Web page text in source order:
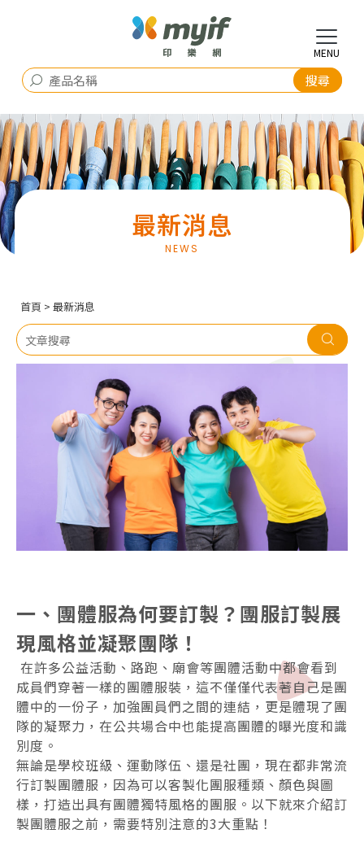
最新消息
首頁 > 最新消息
一、團體服為何要訂製？團服訂製展
現風格並凝聚團隊！
在許多公益活動、路跑、廟會等團體活動中都會看到
成員們穿著一樣的團體服裝，這不僅僅代表著自己是團
體中的一份子，加強團員們之間的連結，更是體現了團
隊的凝聚力，在公共場合中也能提高團體的曝光度和識
別度。
無論是學校班級、運動隊伍、還是社團，現在都非常流
行訂製團體服，因為可以客製化團服種類、顏色與圖
樣，打造出具有團體獨特風格的團服。以下就來介紹訂
製團體服之前，需要特別注意的3大重點！